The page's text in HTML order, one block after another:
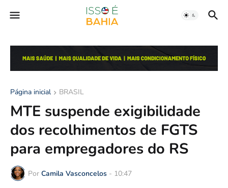
Página inicial BRASIL
MTE suspende exigibilidade
dos recolhimentos de FGTS
para empregadores do RS
Por Camila Vasconcelos - 10:47